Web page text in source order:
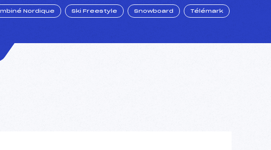
Nordique Ski Freestyle Snowboard Télémark